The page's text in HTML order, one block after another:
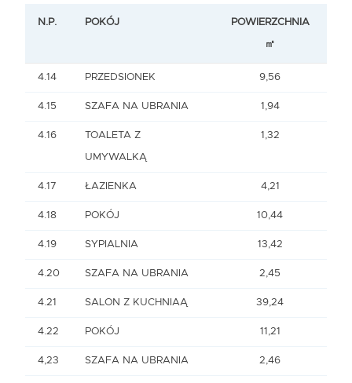
N.P. POKÓJ POWIERZCHNIA
㎡
4.14 PRZEDSIONEK 9,56
4.15 SZAFA NA UBRANIA 1,94
4.16 TOALETA Z
UMYWALKĄ
1,32
4.17 ŁAZIENKA 4,21
4.18 POKÓJ 10,44
4.19 SYPIALNIA 13,42
4.20 SZAFA NA UBRANIA 2,45
4.21 SALON Z KUCHNIAĄ 39,24
4.22 POKÓJ 11,21
4,23 SZAFA NA UBRANIA 2,46